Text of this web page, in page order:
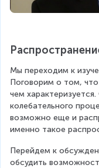
Мы переходим к
Поговорим о том, что
чем
колебательного
возможно еще и
именно такое
Перейдем к
обсудить